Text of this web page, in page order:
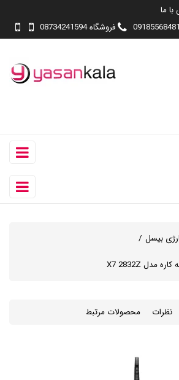
ما
فروشگاه 08734241594
بیسل
نظرات محصولات مرتبط